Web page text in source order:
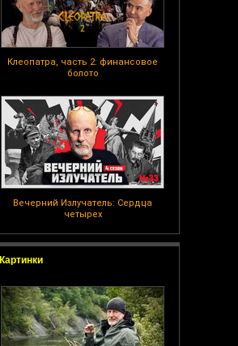
Клеопатра, часть 2: финансовое
болото
Вечерний Излучатель: Сердца
четырех
Картинки